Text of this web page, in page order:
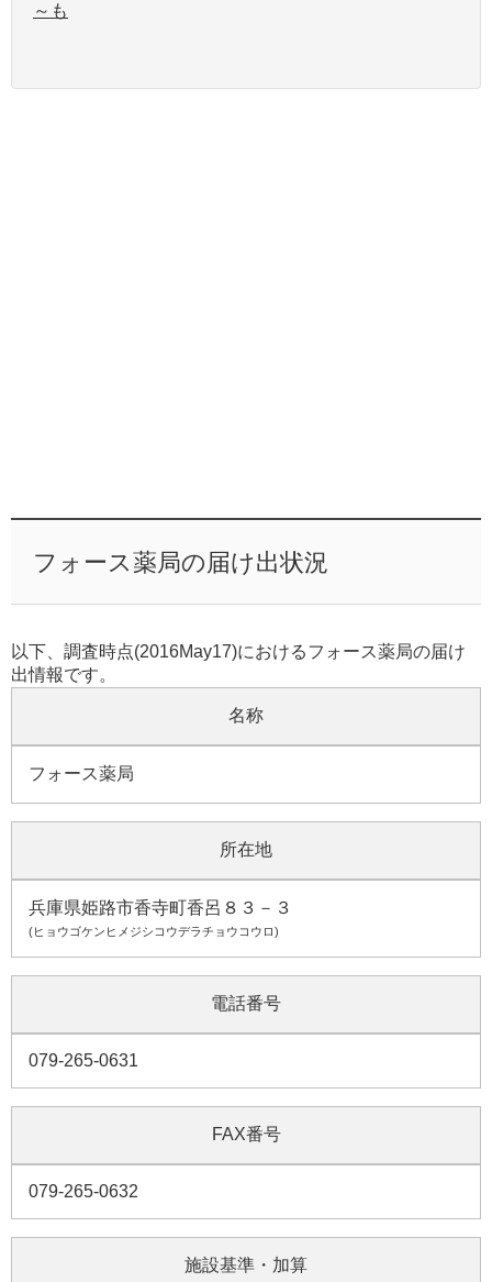
～も
フォース薬局の届け出状況
以下、調査時点(2016May17)におけるフォース薬局の届け
出情報です。
名称
フォース薬局
所在地
兵庫県姫路市香寺町香呂８３－３
(ヒョウゴケンヒメジシコウデラチョウコウロ)
電話番号
079-265-0631
FAX番号
079-265-0632
施設基準・加算